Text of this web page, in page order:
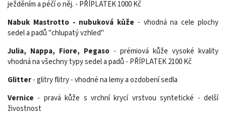
ježděním a péčí o něj. - PŘÍPLATEK 1000 Kč
Nabuk Mastrotto - nubuková kůže - vhodná na cele plochy
sedel a padů "chlupatý vzhled"
Julia, Nappa, Fiore, Pegaso - prémiová kůže vysoké kvality
vhodná na všechny typy sedel a padů - PŘÍPLATEK 2100 Kč
Glitter- glitry flitry - vhodné na lemy a ozdobení sedla
Vernice - pravá kůže s vrchní krycí vrstvou syntetické - delší
živostnost